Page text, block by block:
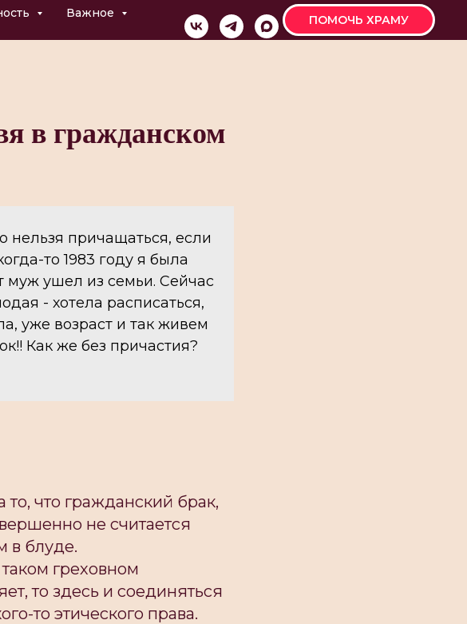
Важное
ПОМОЧЬ ХРАМУ
в гражданском
нельзя причащаться, если
то 1983 году я была
муж ушел из семьи. Сейчас
- хотела расписаться,
уже возраст и так живем
Как же без причастия?
то, что гражданский брак,
не считается
в блуде.
греховном
то здесь и соединяться
то этического права.